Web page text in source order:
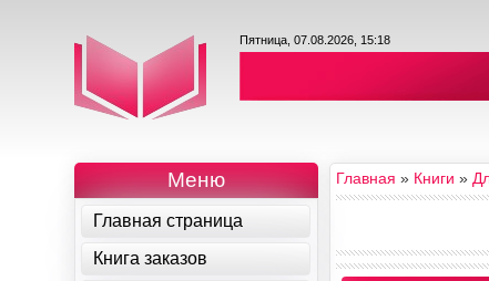
Пятница, 07.08.2026, 15:18
Главная » Книги »
Меню
Главная страница
Книга заказов